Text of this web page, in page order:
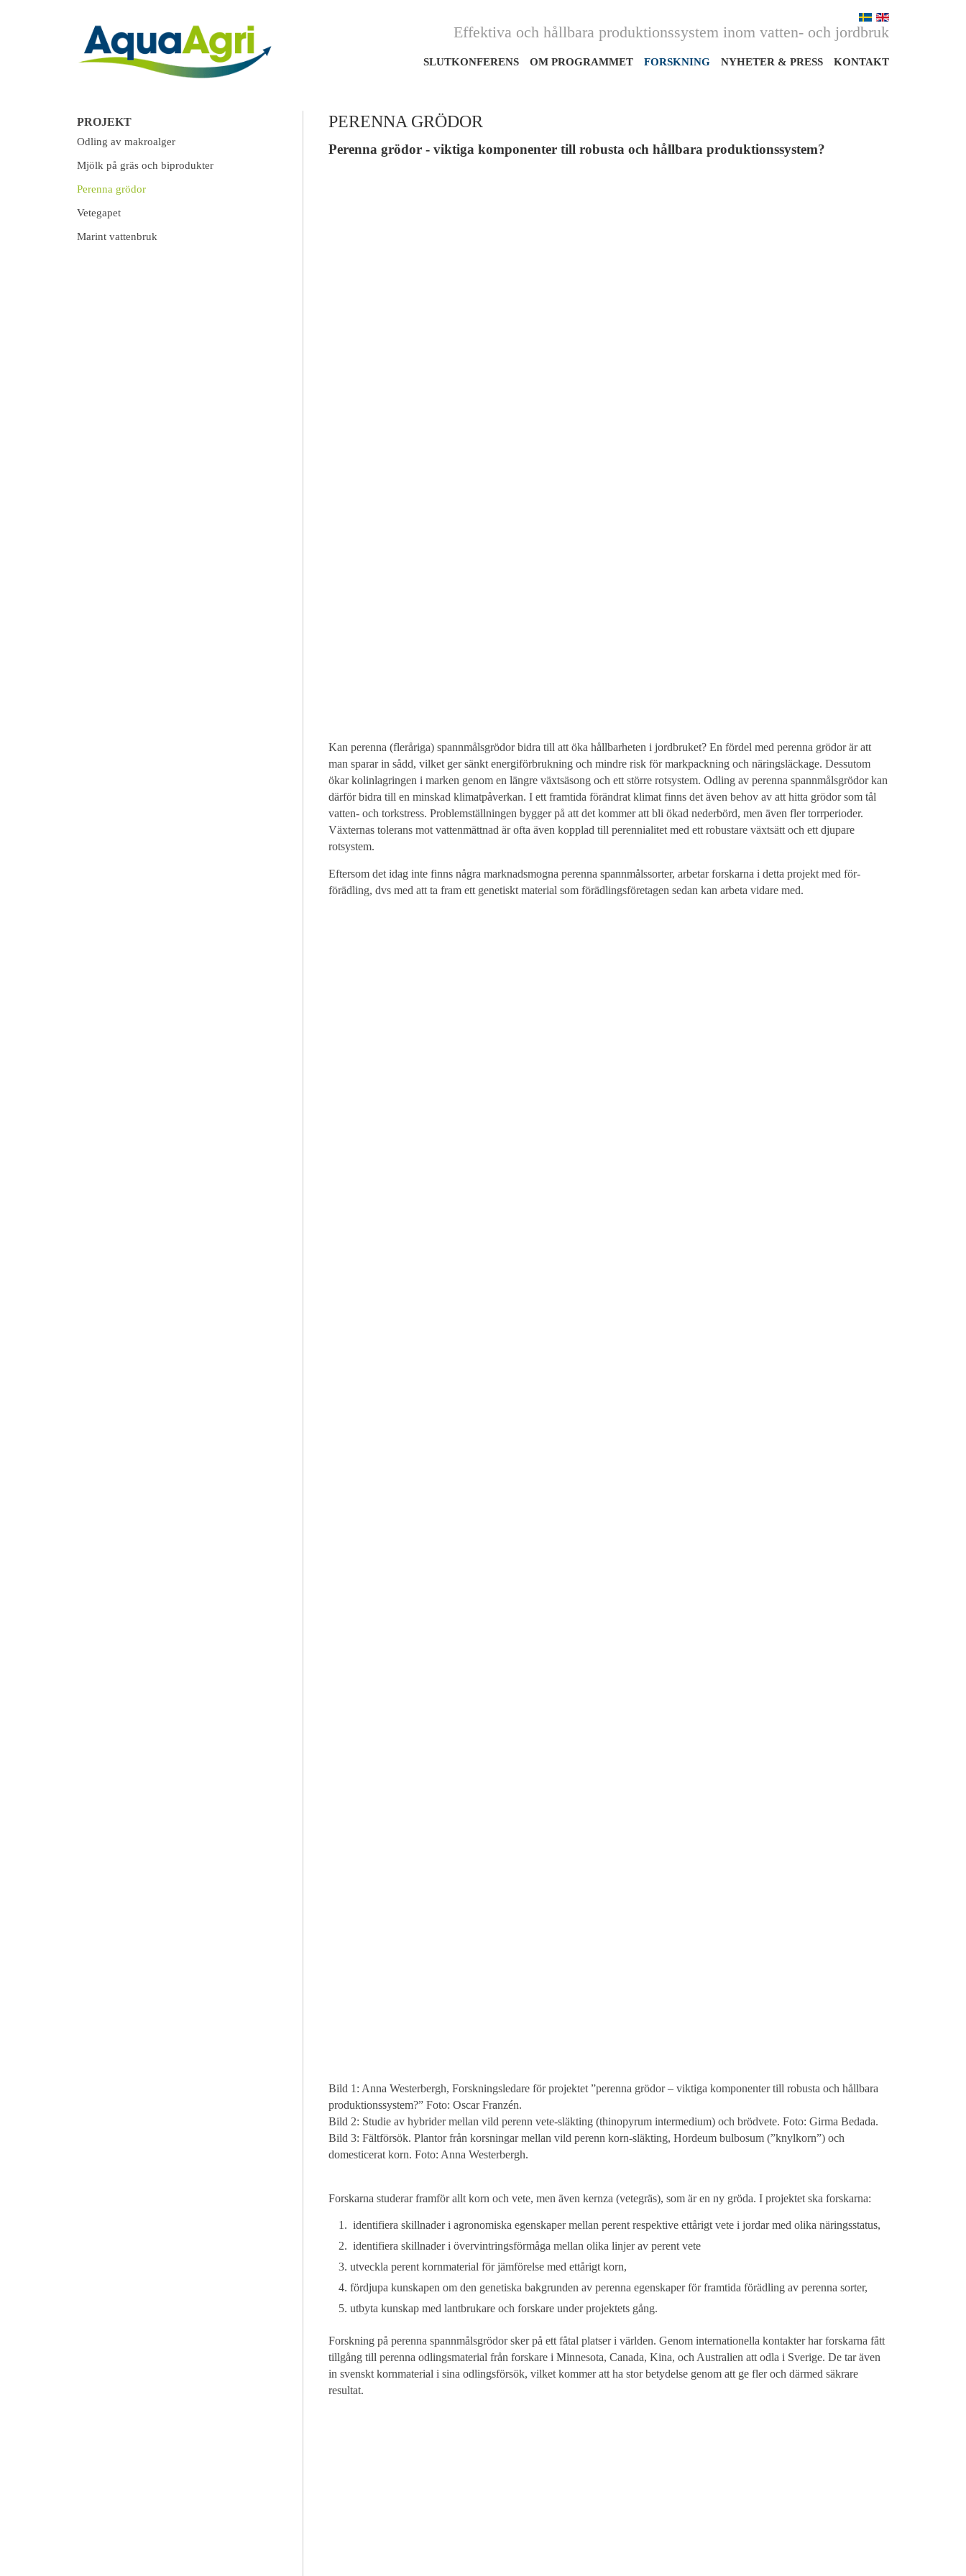
Effektiva och hållbara produktionssystem inom vatten- och jordbruk
SLUTKONFERENS OM PROGRAMMET FORSKNING NYHETER & PRESS KONTAKT
PERENNA GRÖDOR
Perenna grödor - viktiga komponenter till robusta och hållbara produktionssystem?
Kan perenna (fleråriga) spannmålsgrödor bidra till att öka hållbarheten i jordbruket? En fördel med perenna grödor är att
man sparar in sådd, vilket ger sänkt energiförbrukning och mindre risk för markpackning och näringsläckage. Dessutom
ökar kolinlagringen i marken genom en längre växtsäsong och ett större rotsystem. Odling av perenna spannmålsgrödor kan
därför bidra till en minskad klimatpåverkan. I ett framtida förändrat klimat finns det även behov av att hitta grödor som tål
vatten- och torkstress. Problemställningen bygger på att det kommer att bli ökad nederbörd, men även fler torrperioder.
Växternas tolerans mot vattenmättnad är ofta även kopplad till perennialitet med ett robustare växtsätt och ett djupare
rotsystem.
Eftersom det idag inte finns några marknadsmogna perenna spannmålssorter, arbetar forskarna i detta projekt med för-
förädling, dvs med att ta fram ett genetiskt material som förädlingsföretagen sedan kan arbeta vidare med.
Bild 1: Anna Westerbergh, Forskningsledare för projektet ”perenna grödor – viktiga komponenter till robusta och hållbara
produktionssystem?” Foto: Oscar Franzén.
Bild 2: Studie av hybrider mellan vild perenn vete-släkting (thinopyrum intermedium) och brödvete. Foto: Girma Bedada.
Bild 3: Fältförsök. Plantor från korsningar mellan vild perenn korn-släkting, Hordeum bulbosum (”knylkorn”) och
domesticerat korn. Foto: Anna Westerbergh.
Forskarna studerar framför allt korn och vete, men även kernza (vetegräs), som är en ny gröda. I projektet ska forskarna:
identifiera skillnader i agronomiska egenskaper mellan perent respektive ettårigt vete i jordar med olika näringsstatus,
identifiera skillnader i övervintringsförmåga mellan olika linjer av perent vete
utveckla perent kornmaterial för jämförelse med ettårigt korn,
fördjupa kunskapen om den genetiska bakgrunden av perenna egenskaper för framtida förädling av perenna sorter,
utbyta kunskap med lantbrukare och forskare under projektets gång.
Forskning på perenna spannmålsgrödor sker på ett fåtal platser i världen. Genom internationella kontakter har forskarna fått
tillgång till perenna odlingsmaterial från forskare i Minnesota, Canada, Kina, och Australien att odla i Sverige. De tar även
in svenskt kornmaterial i sina odlingsförsök, vilket kommer att ha stor betydelse genom att ge fler och därmed säkrare
resultat.
PROJEKT
Odling av makroalger
Mjölk på gräs och biprodukter
Perenna grödor
Vetegapet
Marint vattenbruk